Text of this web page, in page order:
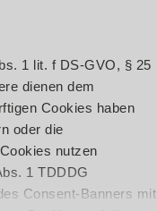
1 lit. f DS-GVO, § 25
dienen dem
Cookies haben
oder die
nutzen
1 TDDDG
Consent-Banners mit